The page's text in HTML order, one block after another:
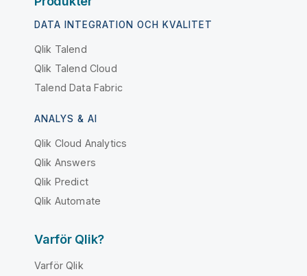
DATA INTEGRATION OCH KVALITET
Qlik Talend
Qlik Talend Cloud
Talend Data Fabric
ANALYS & AI
Qlik Cloud Analytics
Qlik Answers
Qlik Predict
Qlik Automate
Varför Qlik?
Varför Qlik